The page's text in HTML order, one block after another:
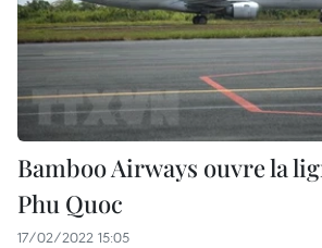
Bamboo Airways ouvre la
Phu Quoc
17/02/2022 15:05